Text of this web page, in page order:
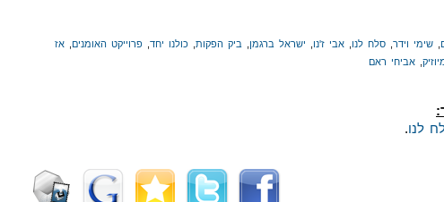
שימי וידר סלח לנו אבי ז'נו ישראל ברגמן ביק הפקות כולנו יחד פרוייקט האומנים
אז
אביחי ראם
לנו.